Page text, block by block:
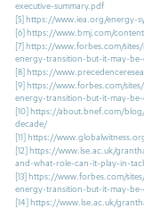
executive-summary.pdf
[5] https://www.iea.org/energy-
[6] https://www.bmj.com/
[7] https://www.forbes.com/
energy-transition-but-it-may-be-
[8] https://
[9] https://www.forbes.com/
energy-transition-but-it-may-be-
[10] https://about.bnef.com/
decade/
[11] https://
[12] https://www.lse.ac.uk/
and-what-role-can-it-play-in-
[13] https://www.forbes.com/
energy-transition-but-it-may-be-
[14] https://www.lse.ac.uk/